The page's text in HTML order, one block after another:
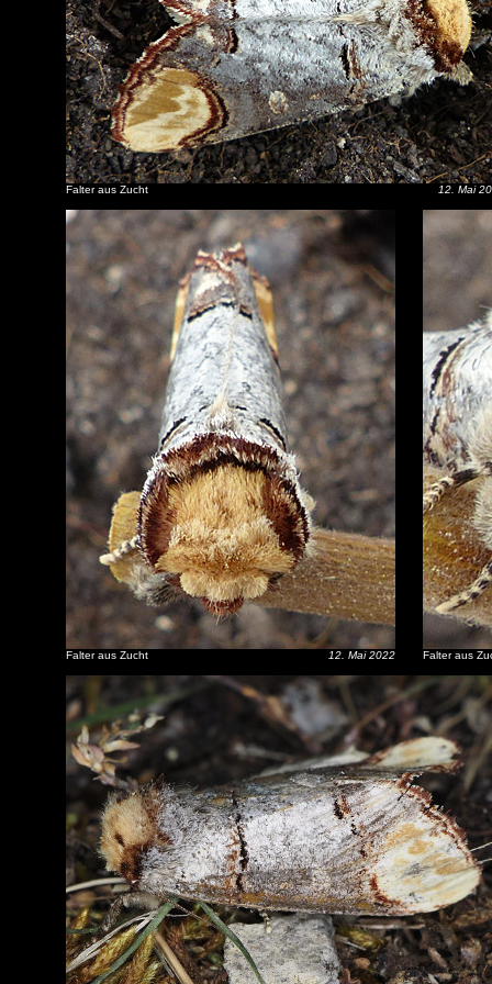
Falter aus Zucht 12. Mai
Falter aus Zucht 12. Mai 2022 Falter aus